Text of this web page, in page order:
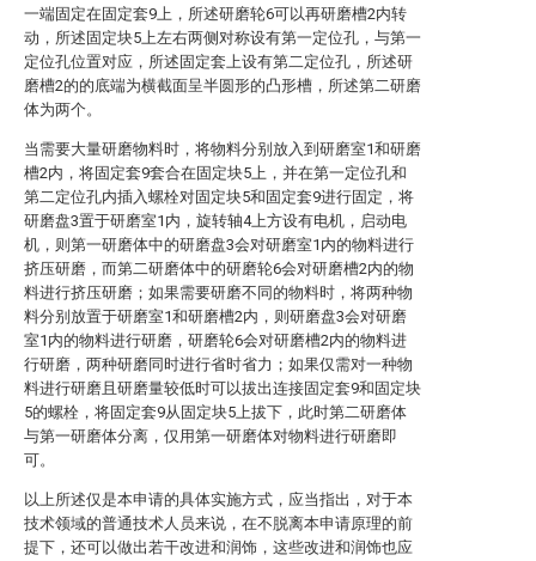
一端固定在固定套9上，所述研磨轮6可以再研磨槽2内转
动，所述固定块5上左右两侧对称设有第一定位孔，与第一
定位孔位置对应，所述固定套上设有第二定位孔，所述研
磨槽2的的底端为横截面呈半圆形的凸形槽，所述第二研磨
体为两个。
当需要大量研磨物料时，将物料分别放入到研磨室1和研磨
槽2内，将固定套9套合在固定块5上，并在第一定位孔和
第二定位孔内插入螺栓对固定块5和固定套9进行固定，将
研磨盘3置于研磨室1内，旋转轴4上方设有电机，启动电
机，则第一研磨体中的研磨盘3会对研磨室1内的物料进行
挤压研磨，而第二研磨体中的研磨轮6会对研磨槽2内的物
料进行挤压研磨；如果需要研磨不同的物料时，将两种物
料分别放置于研磨室1和研磨槽2内，则研磨盘3会对研磨
室1内的物料进行研磨，研磨轮6会对研磨槽2内的物料进
行研磨，两种研磨同时进行省时省力；如果仅需对一种物
料进行研磨且研磨量较低时可以拔出连接固定套9和固定块
5的螺栓，将固定套9从固定块5上拔下，此时第二研磨体
与第一研磨体分离，仅用第一研磨体对物料进行研磨即
可。
以上所述仅是本申请的具体实施方式，应当指出，对于本
技术领域的普通技术人员来说，在不脱离本申请原理的前
提下，还可以做出若干改进和润饰，这些改进和润饰也应